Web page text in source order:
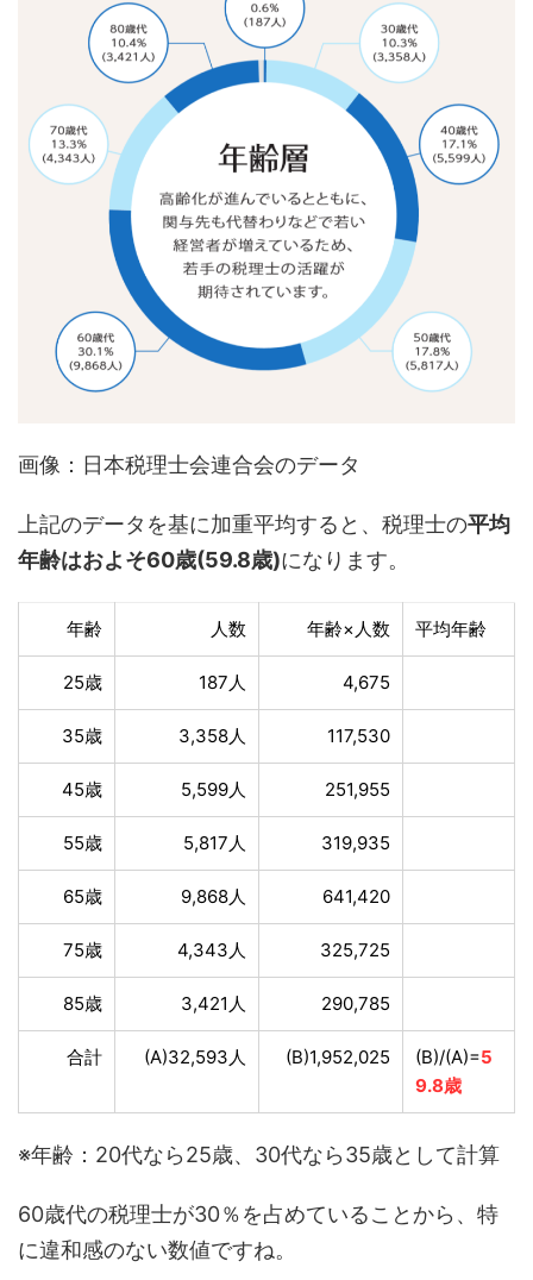
画像：日本税理士会連合会のデータ
上記のデータを基に加重平均すると、税理士の平均
年齢はおよそ60歳(59.8歳)になります。
年齢 人数 年齢×人数 平均年齢
25歳 187人 4,675
35歳 3,358人 117,530
45歳 5,599人 251,955
55歳 5,817人 319,935
65歳 9,868人 641,420
75歳 4,343人 325,725
85歳 3,421人 290,785
合計 (A)32,593人 (B)1,952,025 (B)/(A)=5
9.8歳
※年齢：20代なら25歳、30代なら35歳として計算
60歳代の税理士が30％を占めていることから、特
に違和感のない数値ですね。